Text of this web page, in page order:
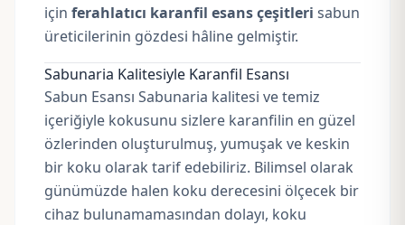
için ferahlatıcı karanfil esans çeşitleri sabun
üreticilerinin gözdesi hâline gelmiştir.
Sabunaria Kalitesiyle Karanfil Esansı
Sabun Esansı Sabunaria kalitesi ve temiz
içeriğiyle kokusunu sizlere karanfilin en güzel
özlerinden oluşturulmuş, yumuşak ve keskin
bir koku olarak tarif edebiliriz. Bilimsel olarak
günümüzde halen koku derecesini ölçecek bir
cihaz bulunamamasından dolayı, koku